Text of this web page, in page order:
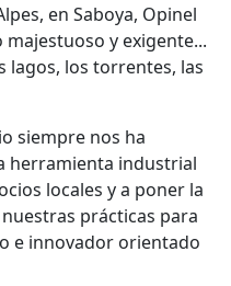
en Saboya, Opinel
y exigente...
lagos, los torrentes, las
siempre nos ha
herramienta industrial
locales y a poner la
prácticas para
e innovador orientado